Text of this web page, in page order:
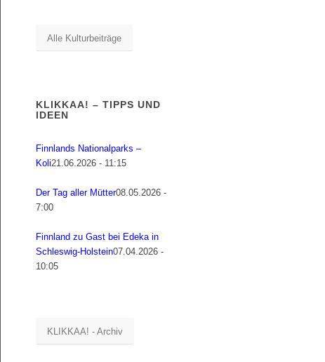
Alle Kulturbeiträge
KLIKKAA! – TIPPS UND
IDEEN
Finnlands Nationalparks –
Koli21.06.2026 - 11:15
Der Tag aller Mütter08.05.2026 -
7:00
Finnland zu Gast bei Edeka in
Schleswig-Holstein07.04.2026 -
10:05
KLIKKAA! - Archiv